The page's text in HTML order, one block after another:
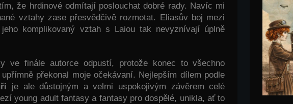
že hrdinové odmítají poslouchat dobré rady. Navíc mi
vztahy zase přesvědčivě rozmotat. Eliasův boj mezi
komplikovaný vztah s Laiou tak nevyznívají úplně
ve finále autorce odpustí, protože konec to všechno
překonal moje očekávaní. Nejlepším dílem podle
je ale důstojným a velmi uspokojivým závěrem celé
young adult fantasy a fantasy pro dospělé, unikla, ať to